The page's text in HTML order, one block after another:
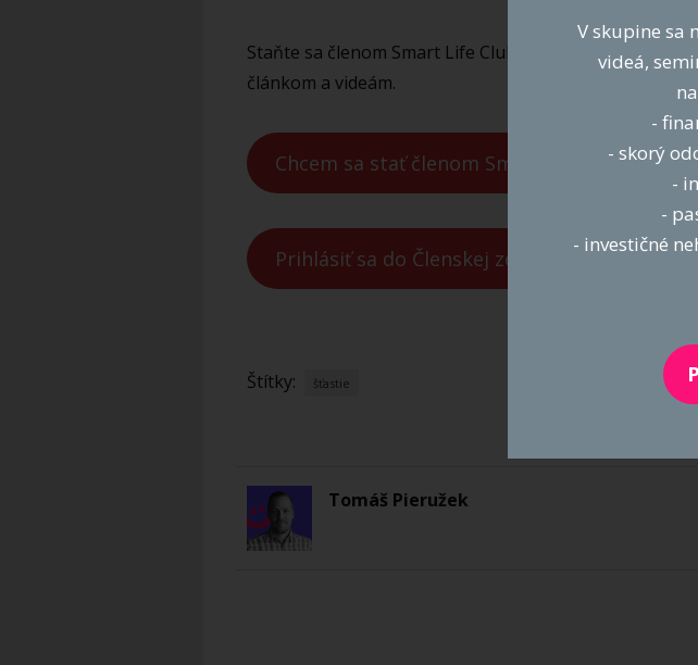
Staňte sa členom Smart Life Clubu ešte dnes a získajte
článkom a videám.
Chcem sa stať členom Smart Life Club
Prihlásiť sa do Členskej zóny
Štítky: šťastie
Tomáš Pieružek
V skupine sa
videá,
-
- skorý
-
-
- investičné